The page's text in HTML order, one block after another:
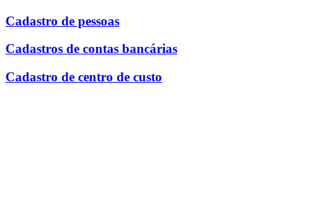
Cadastro de pessoas
Cadastros de contas bancárias
Cadastro de centro de custo